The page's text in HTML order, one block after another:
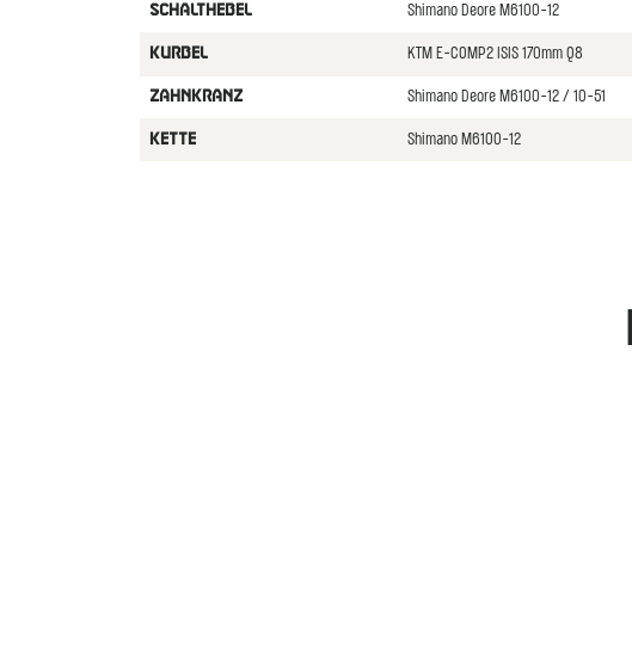
SCHALTHEBEL Shimano Deore M6100-12
KURBEL KTM E-COMP2 ISIS 170mm Q8
ZAHNKRANZ Shimano Deore M6100-12 / 10-51
KETTE Shimano M6100-12